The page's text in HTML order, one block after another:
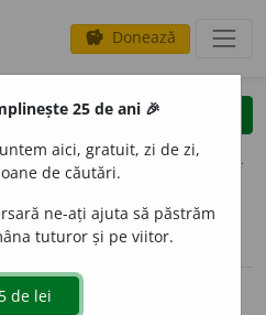
savings Donează
clear
opțiuni
(5)
25 de ani 🎉
aici, gratuit, zi de zi,
de căutări.
ne-ați ajuta să păstrăm
tuturor și pe viitor.